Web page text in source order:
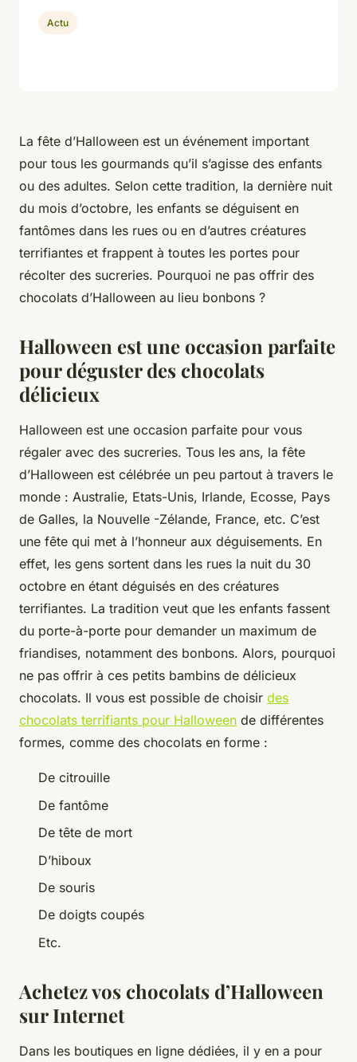
La fête d’Halloween est un événement important
pour tous les gourmands qu’il s’agisse des enfants
ou des adultes. Selon cette tradition, la dernière nuit
du mois d’octobre, les enfants se déguisent en
fantômes dans les rues ou en d’autres créatures
terrifiantes et frappent à toutes les portes pour
récolter des sucreries. Pourquoi ne pas offrir des
chocolats d’Halloween au lieu bonbons ?
Halloween est une occasion parfaite
pour déguster des chocolats
délicieux
Halloween est une occasion parfaite pour vous
régaler avec des sucreries. Tous les ans, la fête
d’Halloween est célébrée un peu partout à travers le
monde : Australie, Etats-Unis, Irlande, Ecosse, Pays
de Galles, la Nouvelle -Zélande, France, etc. C’est
une fête qui met à l’honneur aux déguisements. En
effet, les gens sortent dans les rues la nuit du 30
octobre en étant déguisés en des créatures
terrifiantes. La tradition veut que les enfants fassent
du porte-à-porte pour demander un maximum de
friandises, notamment des bonbons. Alors, pourquoi
ne pas offrir à ces petits bambins de délicieux
chocolats. Il vous est possible de choisir des
chocolats terrifiants pour Halloween de différentes
formes, comme des chocolats en forme :
De citrouille
De fantôme
De tête de mort
D’hiboux
De souris
De doigts coupés
Etc.
Achetez vos chocolats d’Halloween
sur Internet
Dans les boutiques en ligne dédiées, il y en a pour
Actu